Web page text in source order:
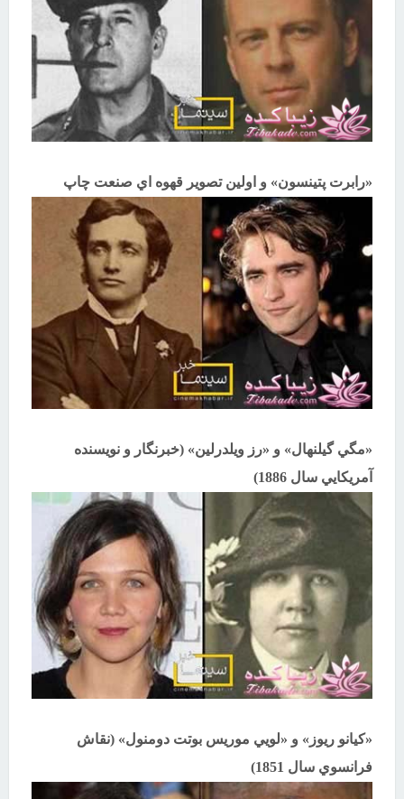
«رابرت پتينسون» و اولين تصوير قهوه اي صنعت چاپ
«مگي گيلنهال» و «رز ويلدرلين» (خبرنگار و نويسنده
آمريكايي سال 1886)
«كيانو ريوز» و «لويي موريس بوتت دومنول» (نقاش
فرانسوي سال 1851)